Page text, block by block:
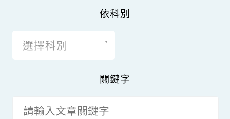
依科別
選擇科別
關鍵字